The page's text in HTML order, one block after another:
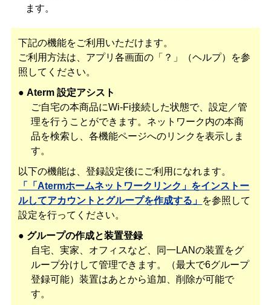
ます。
下記の機能をご利用いただけます。
ご利用方法は、アプリ各画面の「？」（ヘルプ）を参
照してください。
● Aterm 設定アシスト
ご自宅の本商品にWi-Fi接続した状態で、設定／管
理を行うことができます。ネットワーク内の本商
品を検索し、各機能ページへのリンクを表示しま
す。
以下の機能は、登録設定後にご利用になれます。
「「Atermホームネットワークリンク」をインストー
ルしてアカウントとグループを作成する」 を参照して
設定を行ってください。
● グループの作成と装置登録
自宅、実家、オフィスなど、同一LANの装置をグ
ループ分けして管理できます。（最大で6グループ
登録可能）装置はあとから追加、削除が可能で
す。